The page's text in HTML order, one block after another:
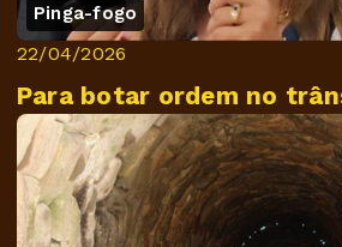
Pinga-fogo
22/04/2026
Para botar ordem no